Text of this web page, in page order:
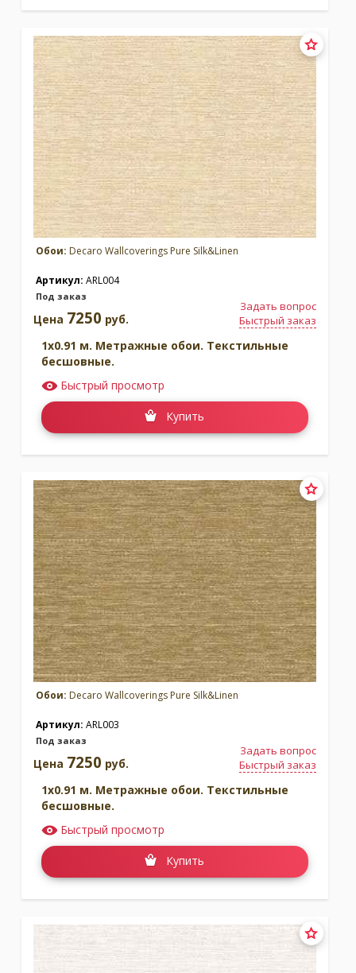
Обои: Decaro Wallcoverings Pure Silk&Linen
Артикул: ARL004
Под заказ
Задать вопрос
Быстрый заказ
Цена 7250 руб.
1x0.91 м. Метражные обои. Текстильные
бесшовные.
Быстрый просмотр
Купить
Обои: Decaro Wallcoverings Pure Silk&Linen
Артикул: ARL003
Под заказ
Задать вопрос
Быстрый заказ
Цена 7250 руб.
1x0.91 м. Метражные обои. Текстильные
бесшовные.
Быстрый просмотр
Купить